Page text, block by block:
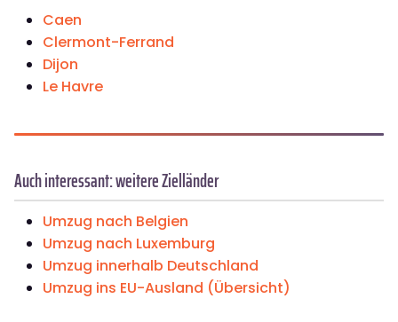
Caen
Clermont-Ferrand
Dijon
Le Havre
Auch interessant: weitere Zielländer
Umzug nach Belgien
Umzug nach Luxemburg
Umzug innerhalb Deutschland
Umzug ins EU-Ausland (Übersicht)